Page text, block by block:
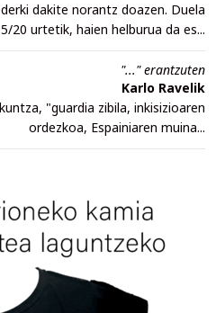
dakite norantz doazen. Duela
20 urtetik, haien helburua da es...
"..." erantzuten
Karlo Ravelik
"guardia zibila, inkisizioaren
ordezkoa, Espainiaren muina...